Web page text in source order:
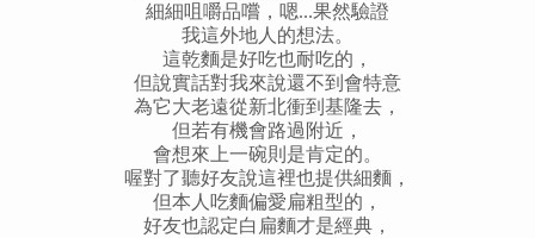
細細咀嚼品嚐，嗯...果然驗證
我這外地人的想法。
這乾麵是好吃也耐吃的，
但說實話對我來說還不到會特意
為它大老遠從新北衝到基隆去，
但若有機會路過附近，
會想來上一碗則是肯定的。
喔對了聽好友說這裡也提供細麵，
但本人吃麵偏愛扁粗型的，
好友也認定白扁麵才是經典，